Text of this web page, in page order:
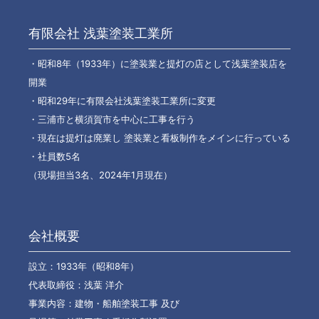
有限会社 浅葉塗装工業所
・昭和8年（1933年）に塗装業と提灯の店として浅葉塗装店を
開業
・昭和29年に有限会社浅葉塗装工業所に変更
・三浦市と横須賀市を中心に工事を行う
・現在は提灯は廃業し 塗装業と看板制作をメインに行っている
・社員数5名
（現場担当3名、2024年1月現在）
会社概要
設立：1933年（昭和8年）
代表取締役：浅葉 洋介
事業内容：建物・船舶塗装工事 及び